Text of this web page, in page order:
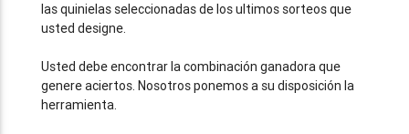
las quinielas seleccionadas de los ultimos sorteos que
usted designe.
Usted debe encontrar la combinación ganadora que
genere aciertos. Nosotros ponemos a su disposición la
herramienta.